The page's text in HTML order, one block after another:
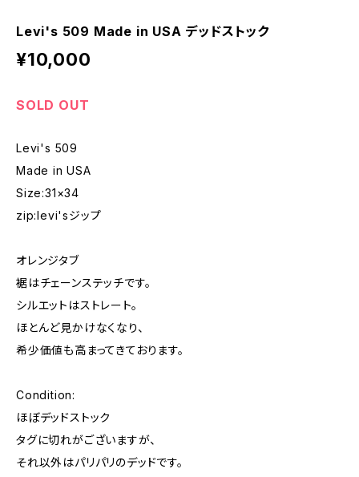
Levi's 509 Made in USA デッドストック
¥10,000
SOLD OUT
Levi's 509
Made in USA
Size:31×34
zip:levi'sジップ
オレンジタブ
裾はチェーンステッチです。
シルエットはストレート。
ほとんど見かけなくなり、
希少価値も高まってきております。
Condition:
ほぼデッドストック
タグに切れがございますが、
それ以外はパリパリのデッドです。